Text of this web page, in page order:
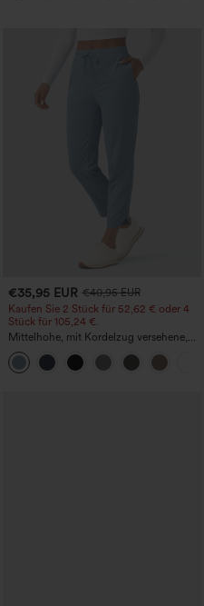
+1
€35,95 EUR €40,95 EUR
Kaufen Sie 2 Stück für 52,62 € oder 4
Stück für 105,24 €.
Mittelhohe, mit Kordelzug versehene,
schnelltrocknende Golfhose mit schmal
zulaufendem Schnitt, abgerundetem
Saum und Taschen – UPF 40+